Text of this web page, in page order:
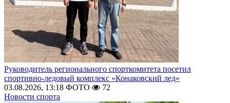
Руководитель регионального спорткомитета посетил
спортивно-ледовый комплекс «Конаковский лед»
03.08.2026, 13:18 ФОТО
72
Новости спорта